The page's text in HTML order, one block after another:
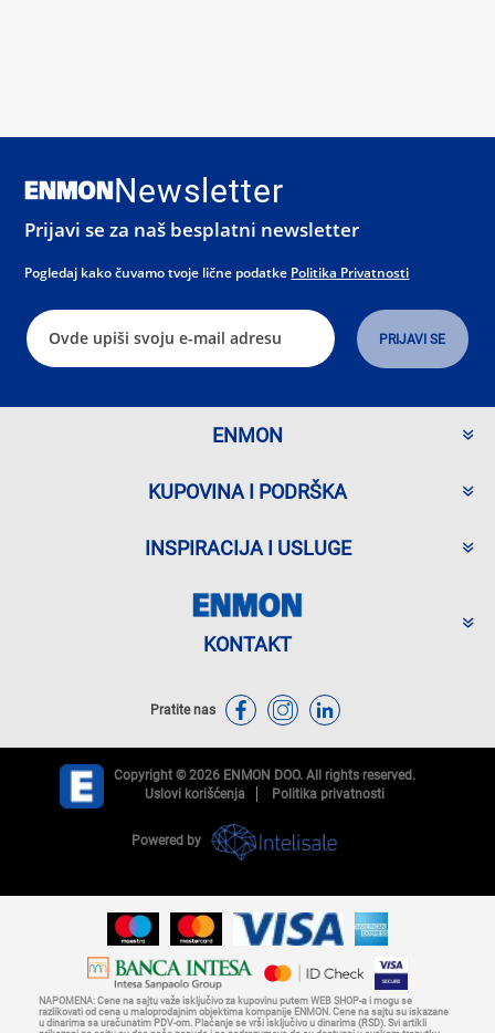
Newsletter
Prijavi se za naš besplatni newsletter
Pogledaj kako čuvamo tvoje lične podatke Politika Privatnosti
ENMON
KUPOVINA I PODRŠKA
INSPIRACIJA I USLUGE
KONTAKT
Pratite nas
Copyright © 2026 ENMON DOO. All rights reserved.
Uslovi korišćenja
Politika privatnosti
Powered by
NAPOMENA: Cene na sajtu važe isključivo za kupovinu putem WEB SHOP-a i mogu se
razlikovati od cena u maloprodajnim objektima kompanije ENMON. Cene na sajtu su iskazane
u dinarima sa uračunatim PDV-om. Plaćanje se vrši isključivo u dinarima (RSD). Svi artikli